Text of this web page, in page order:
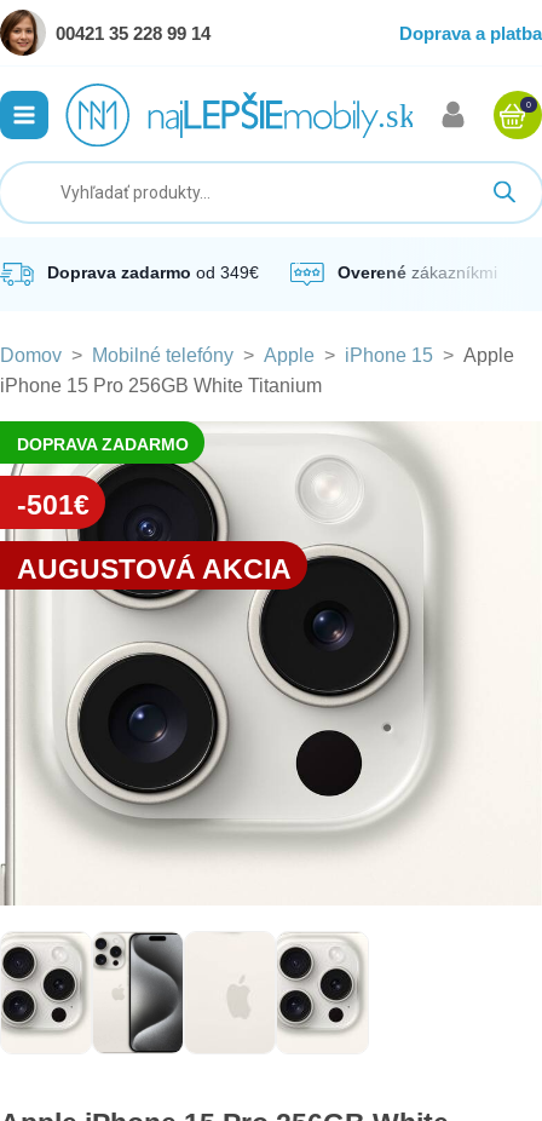
00421 35 228 99 14 Doprava a platba
0
Doprava zadarmo od 349€ Overené zákazníkmi
Domov > Mobilné telefóny > Apple > iPhone 15 > Apple
iPhone 15 Pro 256GB White Titanium
DOPRAVA ZADARMO
-501€
AUGUSTOVÁ AKCIA